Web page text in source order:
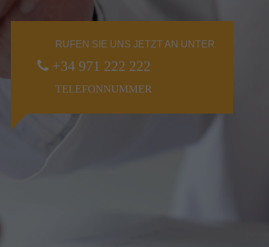
RUFEN SIE UNS JETZT AN UNTER
+34 971 222 222
TELEFONNUMMER